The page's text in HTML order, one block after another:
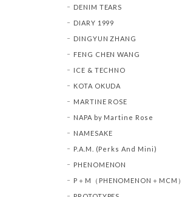
DENIM TEARS
DIARY 1999
DINGYUN ZHANG
FENG CHEN WANG
ICE & TECHNO
KOTA OKUDA
MARTINE ROSE
NAPA by Martine Rose
NAMESAKE
P.A.M. (Perks And Mini)
PHENOMENON
P＋M（PHENOMENON＋MCM）